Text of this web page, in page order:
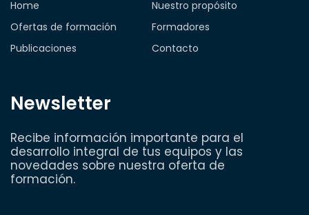
Home
Nuestro propósito
Ofertas de formación
Formadores
Publicaciones
Contacto
Newsletter
Recibe información importante para el
desarrollo integral de tus equipos y las
novedades sobre nuestra oferta de
formación.